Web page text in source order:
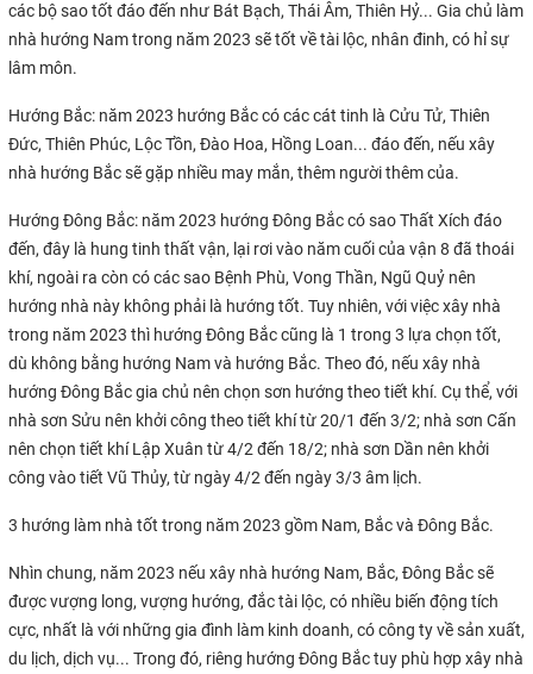
các bộ sao tốt đáo đến như Bát Bạch, Thái Âm, Thiên Hỷ... Gia chủ làm
nhà hướng Nam trong năm 2023 sẽ tốt về tài lộc, nhân đinh, có hỉ sự
lâm môn.
Hướng Bắc: năm 2023 hướng Bắc có các cát tinh là Cửu Tử, Thiên
Đức, Thiên Phúc, Lộc Tồn, Đào Hoa, Hồng Loan... đáo đến, nếu xây
nhà hướng Bắc sẽ gặp nhiều may mắn, thêm người thêm của.
Hướng Đông Bắc: năm 2023 hướng Đông Bắc có sao Thất Xích đáo
đến, đây là hung tinh thất vận, lại rơi vào năm cuối của vận 8 đã thoái
khí, ngoài ra còn có các sao Bệnh Phù, Vong Thần, Ngũ Quỷ nên
hướng nhà này không phải là hướng tốt. Tuy nhiên, với việc xây nhà
trong năm 2023 thì hướng Đông Bắc cũng là 1 trong 3 lựa chọn tốt,
dù không bằng hướng Nam và hướng Bắc. Theo đó, nếu xây nhà
hướng Đông Bắc gia chủ nên chọn sơn hướng theo tiết khí. Cụ thể, với
nhà sơn Sửu nên khởi công theo tiết khí từ 20/1 đến 3/2; nhà sơn Cấn
nên chọn tiết khí Lập Xuân từ 4/2 đến 18/2; nhà sơn Dần nên khởi
công vào tiết Vũ Thủy, từ ngày 4/2 đến ngày 3/3 âm lịch.
3 hướng làm nhà tốt trong năm 2023 gồm Nam, Bắc và Đông Bắc.
Nhìn chung, năm 2023 nếu xây nhà hướng Nam, Bắc, Đông Bắc sẽ
được vượng long, vượng hướng, đắc tài lộc, có nhiều biến động tích
cực, nhất là với những gia đình làm kinh doanh, có công ty về sản xuất,
du lịch, dịch vụ... Trong đó, riêng hướng Đông Bắc tuy phù hợp xây nhà